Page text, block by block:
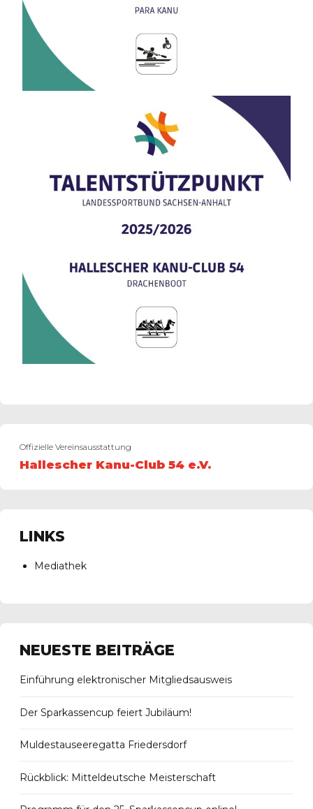
Offizielle Vereinsausstattung
Hallescher Kanu-Club 54 e.V.
LINKS
Mediathek
NEUESTE BEITRÄGE
Einführung elektronischer Mitgliedsausweis
Der Sparkassencup feiert Jubiläum!
Muldestauseeregatta Friedersdorf
Rückblick: Mitteldeutsche Meisterschaft